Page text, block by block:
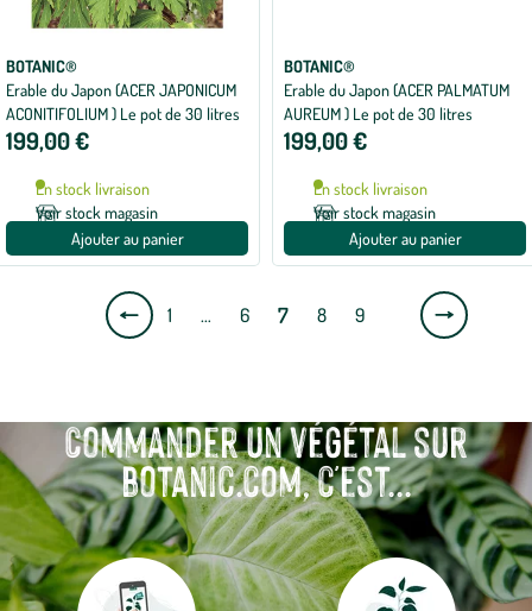
BOTANIC®
Erable du Japon (ACER JAPONICUM
ACONITIFOLIUM ) Le pot de 30 litres
199,00 €
En stock livraison
Voir stock magasin
Ajouter au panier
BOTANIC®
Erable du Japon (ACER PALMATUM
AUREUM ) Le pot de 30 litres
199,00 €
En stock livraison
Voir stock magasin
Ajouter au panier
Page
précédente
1 … 6 7 8 9
Page
suivante
Commander un végétal sur
botanic.com, c'est...